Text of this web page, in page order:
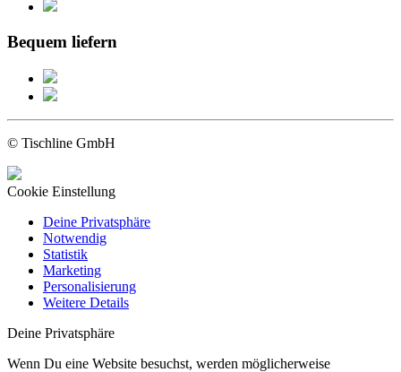
Bequem liefern
© Tischline GmbH
Cookie Einstellung
Deine Privatsphäre
Notwendig
Statistik
Marketing
Personalisierung
Weitere Details
Deine Privatsphäre
Wenn Du eine Website besuchst, werden möglicherweise